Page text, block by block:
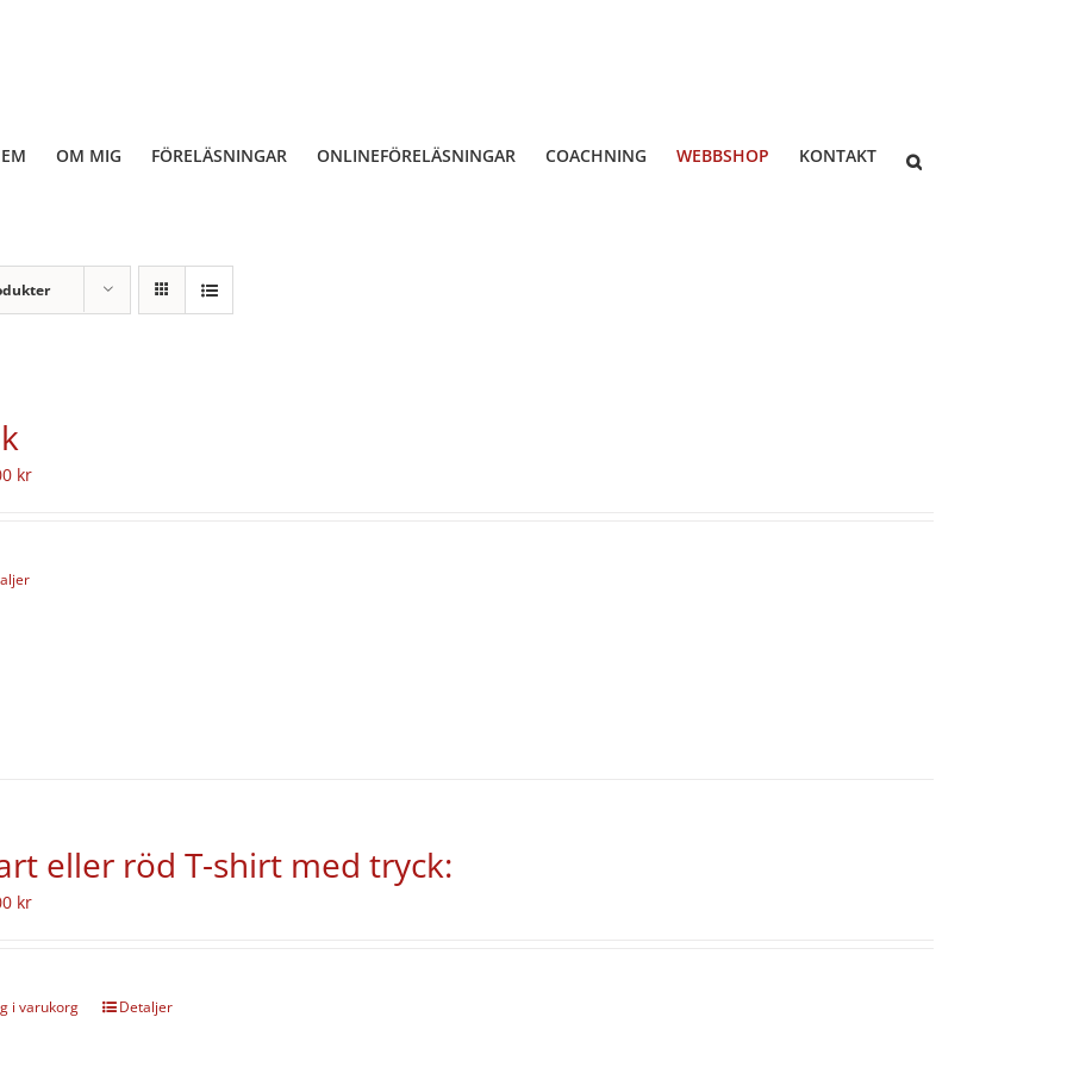
OM MIG FÖRELÄSNINGAR ONLINEFÖRELÄSNINGAR COACHNING WEBBSHOP KONTAKT
kr
eller röd T-shirt med tryck:
kr
i varukorg Detaljer